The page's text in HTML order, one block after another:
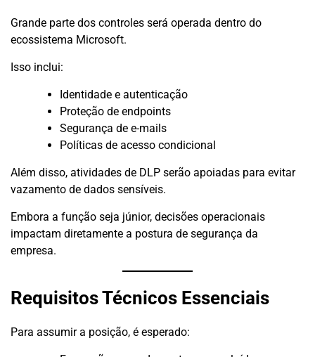
Grande parte dos controles será operada dentro do
ecossistema Microsoft.
Isso inclui:
Identidade e autenticação
Proteção de endpoints
Segurança de e-mails
Políticas de acesso condicional
Além disso, atividades de DLP serão apoiadas para evitar
vazamento de dados sensíveis.
Embora a função seja júnior, decisões operacionais
impactam diretamente a postura de segurança da
empresa.
Requisitos Técnicos Essenciais
Para assumir a posição, é esperado: